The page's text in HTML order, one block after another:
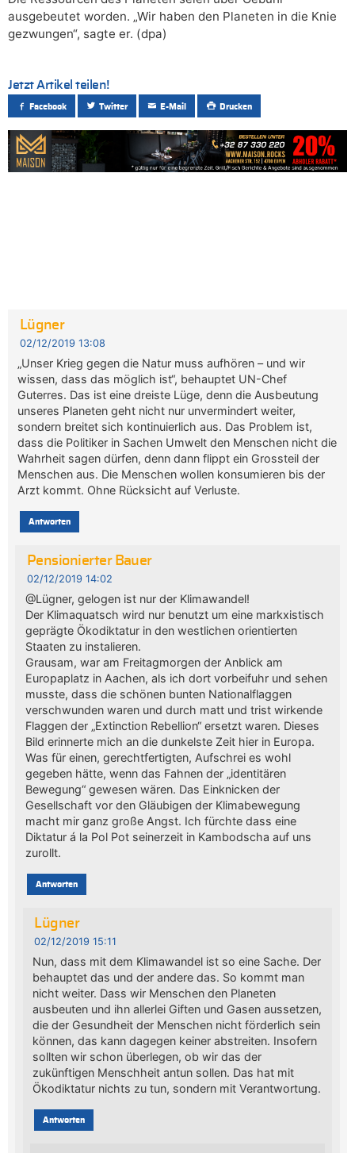
ausgebeutet worden. „Wir haben den Planeten in die Knie
gezwungen“, sagte er. (dpa)
Jetzt Artikel teilen!
Facebook Twitter E-Mail Drucken
Lügner
02/12/2019 13:08
„Unser Krieg gegen die Natur muss aufhören – und wir
wissen, dass das möglich ist“, behauptet UN-Chef
Guterres. Das ist eine dreiste Lüge, denn die Ausbeutung
unseres Planeten geht nicht nur unvermindert weiter,
sondern breitet sich kontinuierlich aus. Das Problem ist,
dass die Politiker in Sachen Umwelt den Menschen nicht die
Wahrheit sagen dürfen, denn dann flippt ein Grossteil der
Menschen aus. Die Menschen wollen konsumieren bis der
Arzt kommt. Ohne Rücksicht auf Verluste.
Antworten
Pensionierter Bauer
02/12/2019 14:02
@Lügner, gelogen ist nur der Klimawandel!
Der Klimaquatsch wird nur benutzt um eine markxistisch
geprägte Ökodiktatur in den westlichen orientierten
Staaten zu instalieren.
Grausam, war am Freitagmorgen der Anblick am
Europaplatz in Aachen, als ich dort vorbeifuhr und sehen
musste, dass die schönen bunten Nationalflaggen
verschwunden waren und durch matt und trist wirkende
Flaggen der „Extinction Rebellion“ ersetzt waren. Dieses
Bild erinnerte mich an die dunkelste Zeit hier in Europa.
Was für einen, gerechtfertigten, Aufschrei es wohl
gegeben hätte, wenn das Fahnen der „identitären
Bewegung“ gewesen wären. Das Einknicken der
Gesellschaft vor den Gläubigen der Klimabewegung
macht mir ganz große Angst. Ich fürchte dass eine
Diktatur á la Pol Pot seinerzeit in Kambodscha auf uns
zurollt.
Antworten
Lügner
02/12/2019 15:11
Nun, dass mit dem Klimawandel ist so eine Sache. Der
behauptet das und der andere das. So kommt man
nicht weiter. Dass wir Menschen den Planeten
ausbeuten und ihn allerlei Giften und Gasen aussetzen,
die der Gesundheit der Menschen nicht förderlich sein
können, das kann dagegen keiner abstreiten. Insofern
sollten wir schon überlegen, ob wir das der
zukünftigen Menschheit antun sollen. Das hat mit
Ökodiktatur nichts zu tun, sondern mit Verantwortung.
Antworten